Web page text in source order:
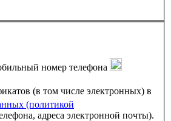
номер телефона
в
(политикой
адреса электронной почты).